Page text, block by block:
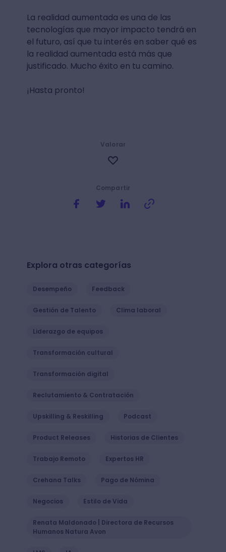
La realidad aumentada es una de las
tecnologías que mayor impacto tendrá en
el futuro, así que tu interés en saber qué es
la realidad aumentada está más que
justificado. Mucho éxito en tu camino.
¡Hasta pronto!
Compartir
Valorar
Explora otras categorías
Desempeño Feedback
Gestión de Talento Clima laboral
Liderazgo de equipos
Transformación cultural
Transformación digital
Reclutamiento & Contratación
Upskilling & Reskilling Podcast
Product Releases Historias de Clientes
Trabajo Remoto Expertos HR
Crehana Talks Pago de Nómina
Negocios Estilo de Vida
Renata Maldonado | Directora de Recursos
Humanos Natura Avon